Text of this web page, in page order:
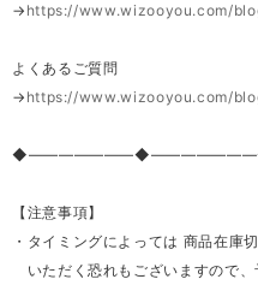
→ https://www.wizooyou.com/
よくあるご質問
→ https://www.wizooyou.com/
【注意事項】
・タイミングによっては 商品在庫
いただく恐れもございますので、